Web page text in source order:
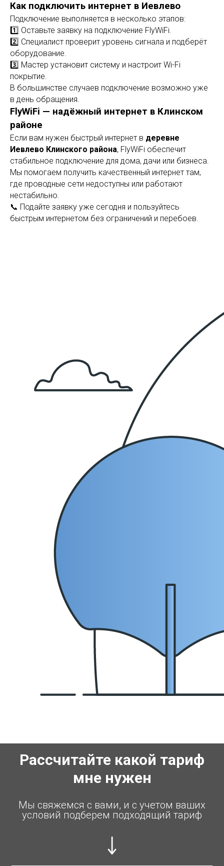
Как подключить интернет в Иевлево
Подключение выполняется в несколько этапов:
1️⃣ Оставьте заявку на подключение FlyWiFi.
2️⃣ Специалист проверит уровень сигнала и подберёт
оборудование.
3️⃣ Мастер установит систему и настроит Wi-Fi
покрытие.
В большинстве случаев подключение возможно уже
в день обращения.
FlyWiFi — надёжный интернет в Клинском
районе
Если вам нужен быстрый интернет в деревне
Иевлево Клинского района, FlyWiFi обеспечит
стабильное подключение для дома, дачи или бизнеса.
Мы помогаем получить качественный интернет там,
где проводные сети недоступны или работают
нестабильно.
📞 Подайте заявку уже сегодня и пользуйтесь
быстрым интернетом без ограничений и перебоев.
Рассчитайте какой тариф
мне нужен
Мы свяжемся с вами, и с учетом ваших
условий подберем подходящий тариф